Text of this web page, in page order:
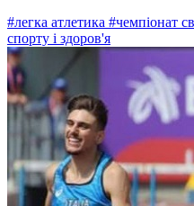
#легка атлетика #чемпіонат
спорту і здоров'я